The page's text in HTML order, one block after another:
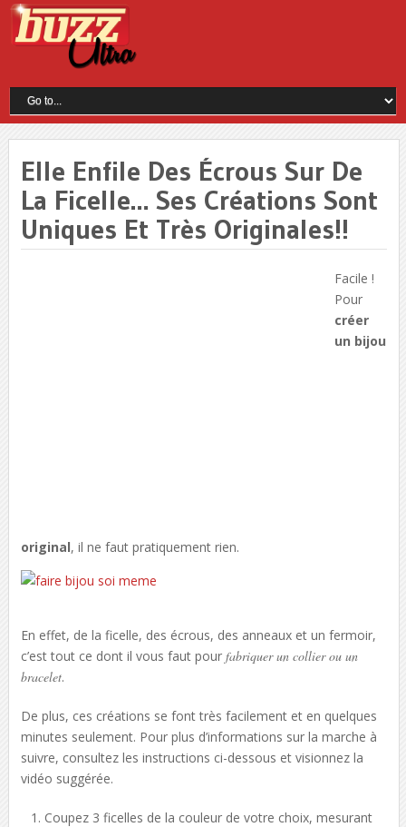
Elle Enfile Des Écrous Sur De
La Ficelle… Ses Créations Sont
Uniques Et Très Originales!!
Facile !
Pour
créer
un bijou
original, il ne faut pratiquement rien.
En effet, de la ficelle, des écrous, des anneaux et un fermoir,
c’est tout ce dont il vous faut pour fabriquer un collier ou un
bracelet.
De plus, ces créations se font très facilement et en quelques
minutes seulement. Pour plus d’informations sur la marche à
suivre, consultez les instructions ci-dessous et visionnez la
vidéo suggérée.
Coupez 3 ficelles de la couleur de votre choix, mesurant